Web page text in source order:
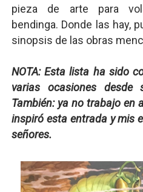
pieza de arte para
bendinga. Donde las hay,
sinopsis de las obras
NOTA: Esta lista ha sido
varias ocasiones desde
También: ya no trabajo en
inspiró esta entrada y mis
señores.